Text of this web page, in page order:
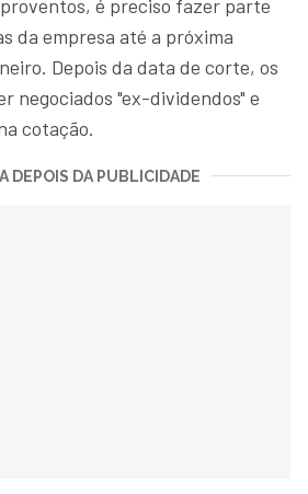
é preciso fazer parte
da empresa até a próxima
Depois da data de corte, os
negociados "ex-dividendos" e
cotação.
DEPOIS DA PUBLICIDADE